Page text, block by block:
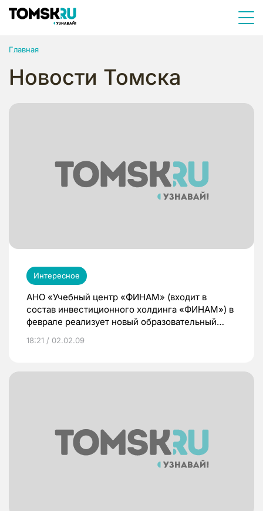
Главная
Новости Томска
Интересное
АНО «Учебный центр «ФИНАМ» (входит в
состав инвестиционного холдинга «ФИНАМ») в
феврале реализует новый образовательный
Он включает в себя четыре бесплатных
заинтересован в использовании девальвации
18:21 / 02.02.09